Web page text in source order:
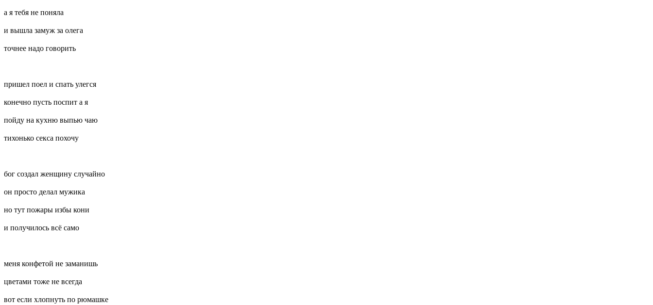
а я тебя не поняла
и вышла замуж за олега
точнее надо говорить
пришел поел и спать улегся
конечно пусть поспит а я
пойду на кухню выпью чаю
тихонько секса похочу
бог создал женщину случайно
он просто делал мужика
но тут пожары избы кони
и получилось всё само
меня конфетой не заманишь
цветами тоже не всегда
вот если хлопнуть по рюмашке